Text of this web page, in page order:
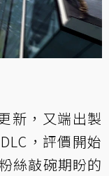
新，又端出製
，評價開始
絲敲碗期盼的